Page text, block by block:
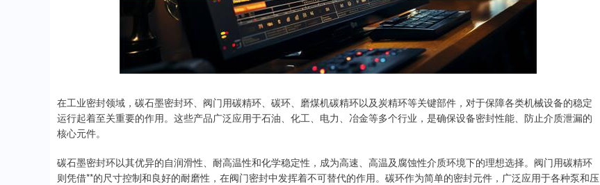
在工业密封领域，碳石墨密封环、阀门用碳精环、碳环、磨煤机碳精环以及炭精环等关键部件，对于保障各类机械设备的稳定
运行起着至关重要的作用。这些产品广泛应用于石油、化工、电力、冶金等多个行业，是确保设备密封性能、防止介质泄漏的
核心元件。
碳石墨密封环以其优异的自润滑性、耐高温性和化学稳定性，成为高速、高温及腐蚀性介质环境下的理想选择。阀门用碳精环
则凭借**的尺寸控制和良好的耐磨性，在阀门密封中发挥着不可替代的作用。碳环作为简单的密封元件，广泛应用于各种泵和压
深证成指 14311.01 200.89 1.42% 沪深300 4694.44